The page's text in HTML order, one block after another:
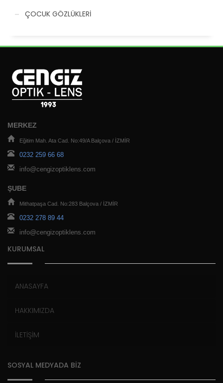
ÇOCUK GÖZLÜKLERİ
MERKEZ
Eğitim Mah. Ata Cad. No:49/A Balçova / İZMİR
0232 259 66 68
info@cengizoptiklens.com
ŞUBE
Mithatpaşa Cad. No:283 Balçova / İZMİR
0232 278 89 44
info@cengizoptiklens.com
KURUMSAL
ANASAYFA
HAKKIMIZDA
İLETİŞİM
SOSYAL MEDYADA BİZ